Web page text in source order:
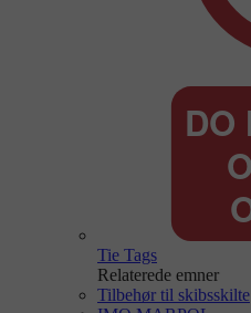
Tie Tags
Relaterede emner
Tilbehør til skibsskilte